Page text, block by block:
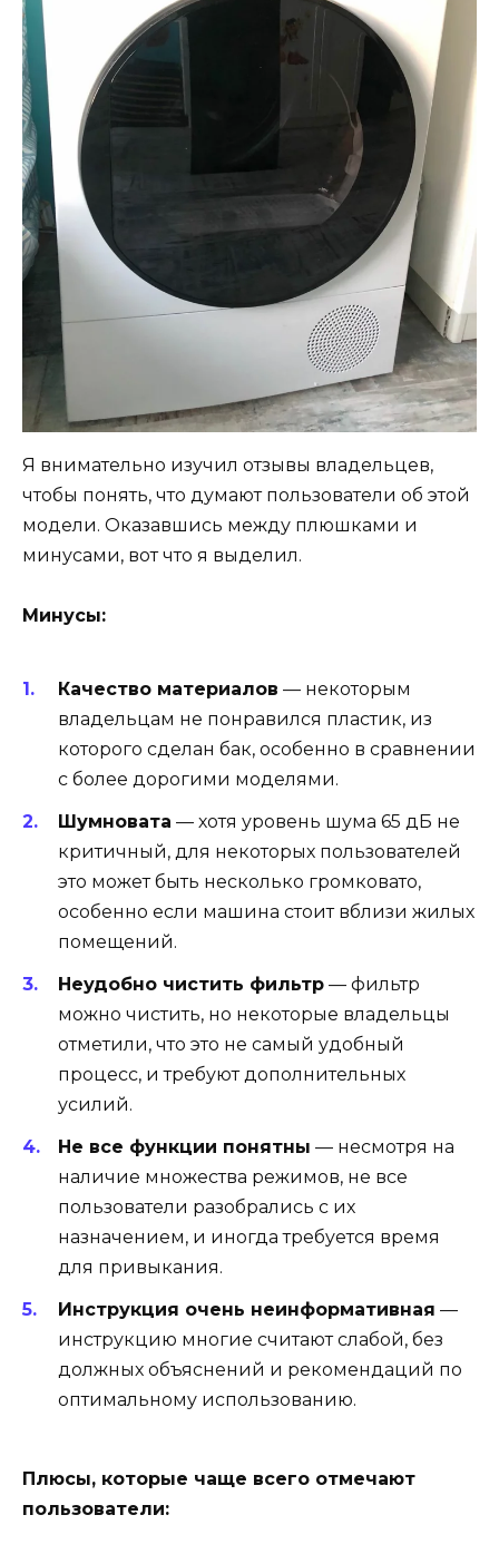
Я внимательно изучил отзывы владельцев,
чтобы понять, что думают пользователи об этой
модели. Оказавшись между плюшками и
минусами, вот что я выделил.
Минусы:
Качество материалов — некоторым
владельцам не понравился пластик, из
которого сделан бак, особенно в сравнении
с более дорогими моделями.
Шумновата — хотя уровень шума 65 дБ не
критичный, для некоторых пользователей
это может быть несколько громковато,
особенно если машина стоит вблизи жилых
помещений.
Неудобно чистить фильтр — фильтр
можно чистить, но некоторые владельцы
отметили, что это не самый удобный
процесс, и требуют дополнительных
усилий.
Не все функции понятны — несмотря на
наличие множества режимов, не все
пользователи разобрались с их
назначением, и иногда требуется время
для привыкания.
Инструкция очень неинформативная —
инструкцию многие считают слабой, без
должных объяснений и рекомендаций по
оптимальному использованию.
Плюсы, которые чаще всего отмечают
пользователи: